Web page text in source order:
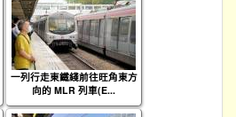
一列行走東鐵綫前往旺角東方
向的 MLR 列車(E...